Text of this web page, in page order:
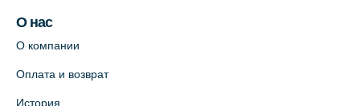
О нас
О компании
Оплата и возврат
История